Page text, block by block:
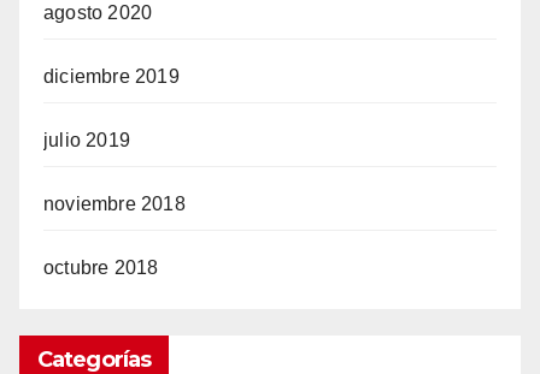
agosto 2020
diciembre 2019
julio 2019
noviembre 2018
octubre 2018
Categorías